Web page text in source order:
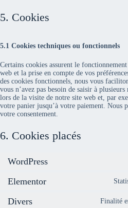
5. Cookies
5.1 Cookies techniques ou fonctionnels
Certains cookies assurent le
web et la prise en compte de vos
des cookies fonctionnels, nous vous
vous n’avez pas besoin de saisir à
lors de la visite de notre site web et, par
votre panier jusqu’à votre paiement. Nous
votre consentement.
6. Cookies placés
WordPress
Elementor
Divers Finalité